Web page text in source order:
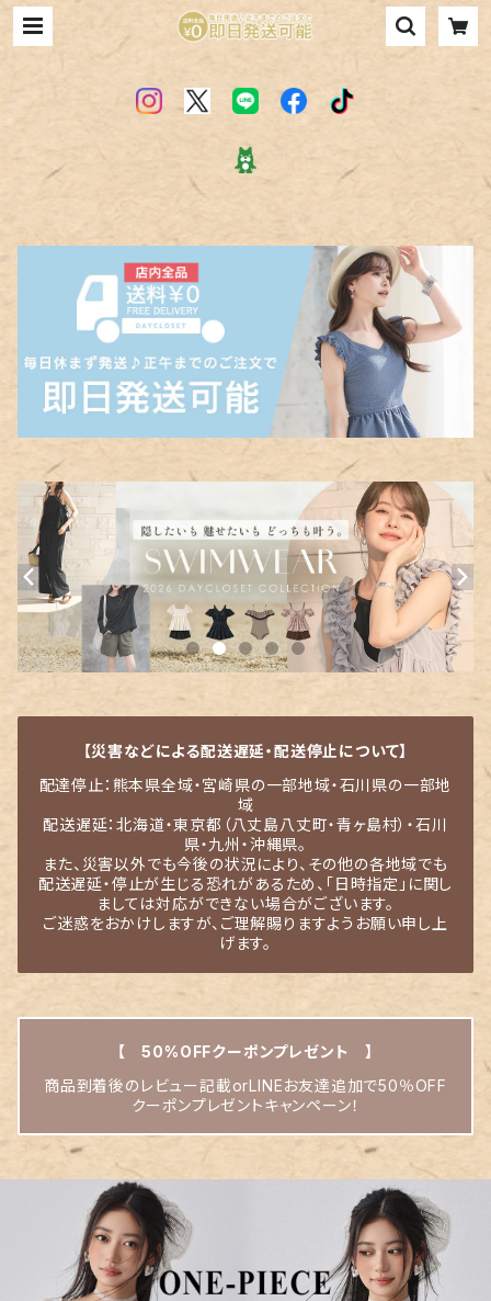
【災害などによる配送遅延・配送停止について】
配達停止：熊本県全域・宮崎県の一部地域・石川県の一部地
域
配送遅延：北海道・東京都（八丈島八丈町・青ヶ島村）・石川
県・九州・沖縄県。
また、災害以外でも今後の状況により、その他の各地域でも
配送遅延・停止が生じる恐れがあるため、「日時指定」に関し
ましては対応ができない場合がございます。
ご迷惑をおかけしますが、ご理解賜りますようお願い申し上
げます。
【 50%OFFクーポンプレゼント 】
商品到着後のレビュー記載orLINEお友達追加で50％OFF
クーポンプレゼントキャンペーン！